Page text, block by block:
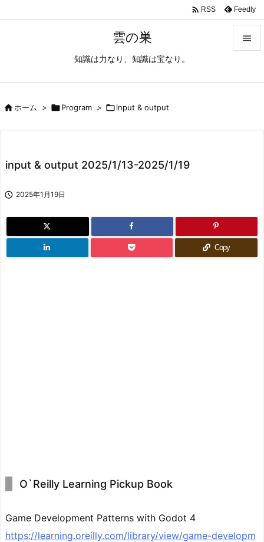
雲の巣
知識は力なり、知識は宝なり。

 RSS Feedly
ホーム > Program > input & output
input & output 2025/1/13-2025/1/19
 2025年1月19日
Copy
O`Reilly Learning Pickup Book
Game Development Patterns with Godot 4
https://learning.oreilly.com/library/view/game-developm